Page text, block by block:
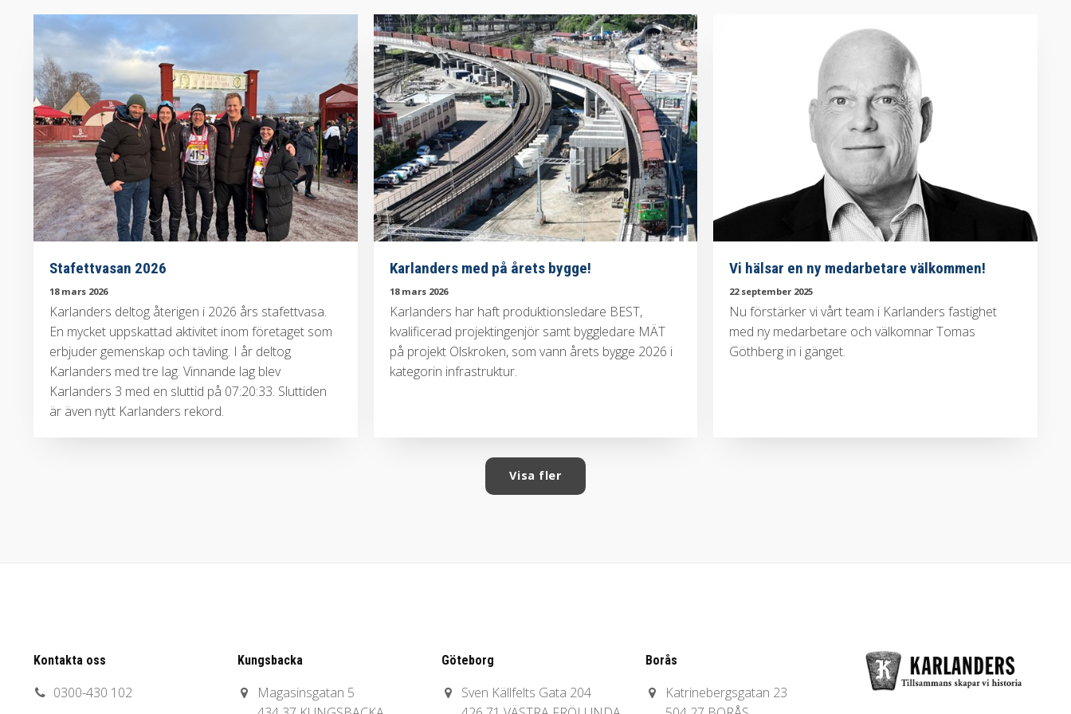
Stafettvasan 2026
18 mars 2026
Karlanders deltog återigen i 2026 års stafettvasa.
En mycket uppskattad aktivitet inom företaget som
erbjuder gemenskap och tävling. I år deltog
Karlanders med tre lag. Vinnande lag blev
Karlanders 3 med en sluttid på 07:20:33. Sluttiden
är även nytt Karlanders rekord.
Karlanders med på årets bygge!
18 mars 2026
Karlanders har haft produktionsledare BEST,
kvalificerad projektingenjör samt byggledare MÄT
på projekt Olskroken, som vann årets bygge 2026 i
kategorin infrastruktur.
Vi hälsar en ny medarbetare välkommen!
22 september 2025
Nu förstärker vi vårt team i Karlanders fastighet
med ny medarbetare och välkomnar Tomas
Göthberg in i gänget.
Visa fler
Kontakta oss
0300-430 102
Kungsbacka
Magasinsgatan 5
Göteborg
Sven Källfelts Gata 204
Borås
Katrinebergsgatan 23